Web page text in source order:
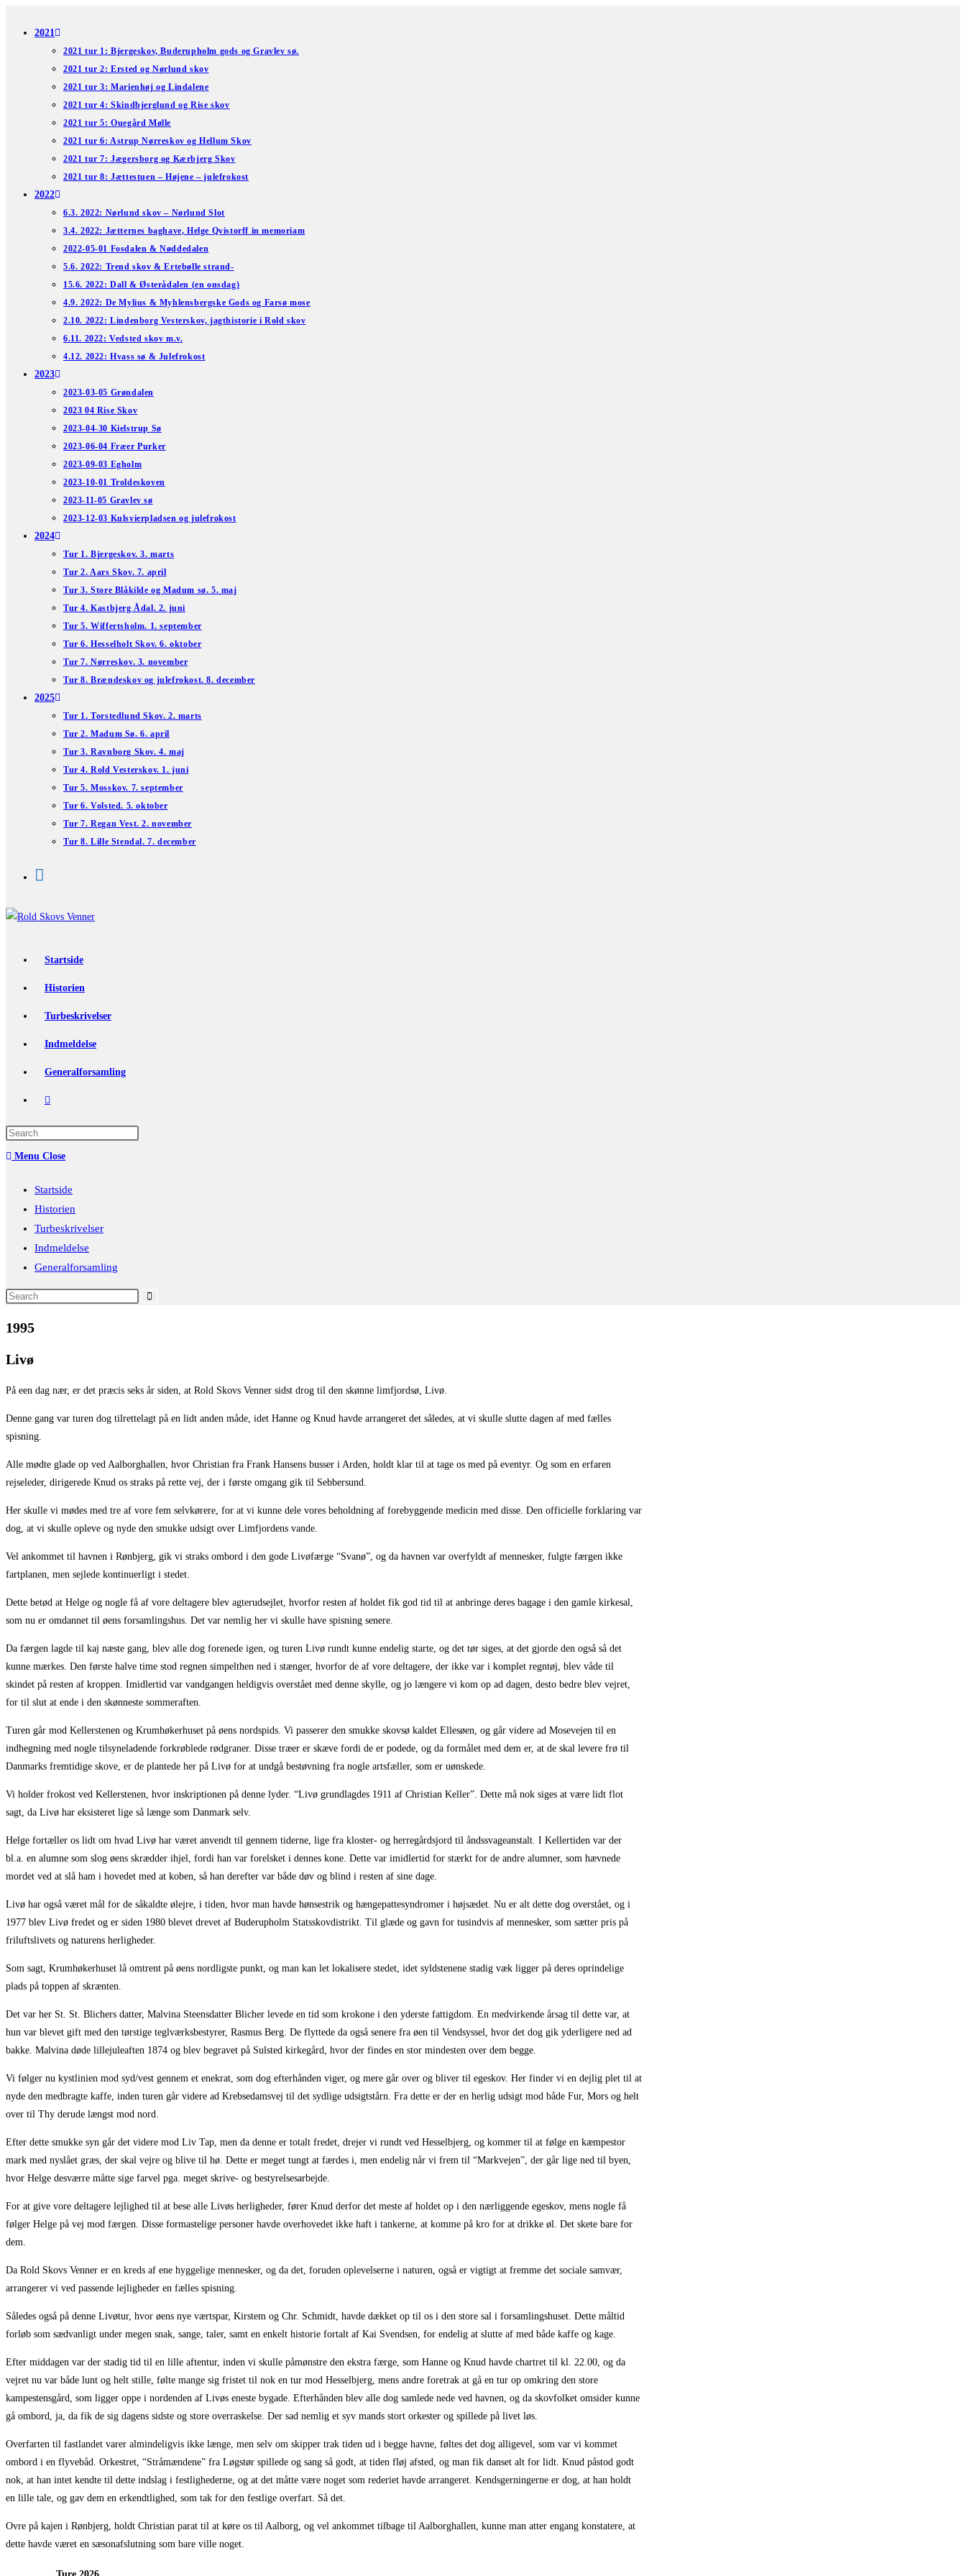
2021
2021 tur 1: Bjergeskov, Buderupholm gods og Gravlev sø.
2021 tur 2: Ersted og Nørlund skov
2021 tur 3: Marienhøj og Lindalene
2021 tur 4: Skindbjerglund og Rise skov
2021 tur 5: Ouegård Mølle
2021 tur 6: Astrup Nørreskov og Hellum Skov
2021 tur 7: Jægersborg og Kærbjerg Skov
2021 tur 8: Jættestuen – Højene – julefrokost
2022
6.3. 2022: Nørlund skov – Nørlund Slot
3.4. 2022: Jætternes baghave, Helge Qvistorff in memoriam
2022-05-01 Fosdalen & Nøddedalen
5.6. 2022: Trend skov & Ertebølle strand-
15.6. 2022: Dall & Østerådalen (en onsdag)
4.9. 2022: De Mylius & Myhlensbergske Gods og Farsø mose
2.10. 2022: Lindenborg Vesterskov, jagthistorie i Rold skov
6.11. 2022: Vedsted skov m.v.
4.12. 2022: Hvass sø & Julefrokost
2023
2023-03-05 Grøndalen
2023 04 Rise Skov
2023-04-30 Kielstrup Sø
2023-06-04 Fræer Purker
2023-09-03 Egholm
2023-10-01 Troldeskoven
2023-11-05 Gravlev sø
2023-12-03 Kulsvierpladsen og julefrokost
2024
Tur 1. Bjergeskov. 3. marts
Tur 2. Aars Skov. 7. april
Tur 3. Store Blåkilde og Madum sø. 5. maj
Tur 4. Kastbjerg Ådal. 2. juni
Tur 5. Wiffertsholm. 1. september
Tur 6. Hesselholt Skov. 6. oktober
Tur 7. Nørreskov. 3. november
Tur 8. Brændeskov og julefrokost. 8. december
2025
Tur 1. Torstedlund Skov. 2. marts
Tur 2. Madum Sø. 6. april
Tur 3. Ravnborg Skov. 4. maj
Tur 4. Rold Vesterskov. 1. juni
Tur 5. Mosskov. 7. september
Tur 6. Volsted. 5. oktober
Tur 7. Regan Vest. 2. november
Tur 8. Lille Stendal. 7. december
Startside
Historien
Turbeskrivelser
Indmeldelse
Generalforsamling
Toggle
website
search
Menu Close
Startside
Historien
Turbeskrivelser
Indmeldelse
Generalforsamling
Search
website
1995
Livø
På een dag nær, er det præcis seks år siden, at Rold Skovs Venner sidst drog til den skønne limfjordsø, Livø.
Denne gang var turen dog tilrettelagt på en lidt anden måde, idet Hanne og Knud havde arrangeret det således, at vi skulle slutte dagen af med fælles
spisning.
Alle mødte glade op ved Aalborghallen, hvor Christian fra Frank Hansens busser i Arden, holdt klar til at tage os med på eventyr. Og som en erfaren
rejseleder, dirigerede Knud os straks på rette vej, der i første omgang gik til Sebbersund.
Her skulle vi mødes med tre af vore fem selvkørere, for at vi kunne dele vores beholdning af forebyggende medicin med disse. Den officielle forklaring var
dog, at vi skulle opleve og nyde den smukke udsigt over Limfjordens vande.
Vel ankommet til havnen i Rønbjerg, gik vi straks ombord i den gode Livøfærge “Svanø”, og da havnen var overfyldt af mennesker, fulgte færgen ikke
fartplanen, men sejlede kontinuerligt i stedet.
Dette betød at Helge og nogle få af vore deltagere blev agterudsejlet, hvorfor resten af holdet fik god tid til at anbringe deres bagage i den gamle kirkesal,
som nu er omdannet til øens forsamlingshus. Det var nemlig her vi skulle have spisning senere.
Da færgen lagde til kaj næste gang, blev alle dog forenede igen, og turen Livø rundt kunne endelig starte, og det tør siges, at det gjorde den også så det
kunne mærkes. Den første halve time stod regnen simpelthen ned i stænger, hvorfor de af vore deltagere, der ikke var i komplet regntøj, blev våde til
skindet på resten af kroppen. Imidlertid var vandgangen heldigvis overstået med denne skylle, og jo længere vi kom op ad dagen, desto bedre blev vejret,
for til slut at ende i den skønneste sommeraften.
Turen går mod Kellerstenen og Krumhøkerhuset på øens nordspids. Vi passerer den smukke skovsø kaldet Ellesøen, og går videre ad Mosevejen til en
indhegning med nogle tilsyneladende forkrøblede rødgraner. Disse træer er skæve fordi de er podede, og da formålet med dem er, at de skal levere frø til
Danmarks fremtidige skove, er de plantede her på Livø for at undgå bestøvning fra nogle artsfæller, som er uønskede.
Vi holder frokost ved Kellerstenen, hvor inskriptionen på denne lyder. “Livø grundlagdes 1911 af Christian Keller”. Dette må nok siges at være lidt flot
sagt, da Livø har eksisteret lige så længe som Danmark selv.
Helge fortæller os lidt om hvad Livø har været anvendt til gennem tiderne, lige fra kloster- og herregårdsjord til åndssvageanstalt. I Kellertiden var der
bl.a. en alumne som slog øens skrædder ihjel, fordi han var forelsket i dennes kone. Dette var imidlertid for stærkt for de andre alumner, som hævnede
mordet ved at slå ham i hovedet med at koben, så han derefter var både døv og blind i resten af sine dage.
Livø har også været mål for de såkaldte ølejre, i tiden, hvor man havde hønsestrik og hængepattesyndromer i højsædet. Nu er alt dette dog overstået, og i
1977 blev Livø fredet og er siden 1980 blevet drevet af Buderupholm Statsskovdistrikt. Til glæde og gavn for tusindvis af mennesker, som sætter pris på
friluftslivets og naturens herligheder.
Som sagt, Krumhøkerhuset lå omtrent på øens nordligste punkt, og man kan let lokalisere stedet, idet syldstenene stadig væk ligger på deres oprindelige
plads på toppen af skrænten.
Det var her St. St. Blichers datter, Malvina Steensdatter Blicher levede en tid som krokone i den yderste fattigdom. En medvirkende årsag til dette var, at
hun var blevet gift med den tørstige teglværksbestyrer, Rasmus Berg. De flyttede da også senere fra øen til Vendsyssel, hvor det dog gik yderligere ned ad
bakke. Malvina døde lillejuleaften 1874 og blev begravet på Sulsted kirkegård, hvor der findes en stor mindesten over dem begge.
Vi følger nu kystlinien mod syd/vest gennem et enekrat, som dog efterhånden viger, og mere går over og bliver til egeskov. Her finder vi en dejlig plet til at
nyde den medbragte kaffe, inden turen går videre ad Krebsedamsvej til det sydlige udsigtstårn. Fra dette er der en herlig udsigt mod både Fur, Mors og helt
over til Thy derude længst mod nord.
Efter dette smukke syn går det videre mod Liv Tap, men da denne er totalt fredet, drejer vi rundt ved Hesselbjerg, og kommer til at følge en kæmpestor
mark med nyslået græs, der skal vejre og blive til hø. Dette er meget tungt at færdes i, men endelig når vi frem til “Markvejen”, der går lige ned til byen,
hvor Helge desværre måtte sige farvel pga. meget skrive- og bestyrelsesarbejde.
For at give vore deltagere lejlighed til at bese alle Livøs herligheder, fører Knud derfor det meste af holdet op i den nærliggende egeskov, mens nogle få
følger Helge på vej mod færgen. Disse formastelige personer havde overhovedet ikke haft i tankerne, at komme på kro for at drikke øl. Det skete bare for
dem.
Da Rold Skovs Venner er en kreds af ene hyggelige mennesker, og da det, foruden oplevelserne i naturen, også er vigtigt at fremme det sociale samvær,
arrangerer vi ved passende lejligheder en fælles spisning.
Således også på denne Livøtur, hvor øens nye værtspar, Kirstem og Chr. Schmidt, havde dækket op til os i den store sal i forsamlingshuset. Dette måltid
forløb som sædvanligt under megen snak, sange, taler, samt en enkelt historie fortalt af Kai Svendsen, for endelig at slutte af med både kaffe og kage.
Efter middagen var der stadig tid til en lille aftentur, inden vi skulle påmønstre den ekstra færge, som Hanne og Knud havde chartret til kl. 22.00, og da
vejret nu var både lunt og helt stille, følte mange sig fristet til nok en tur mod Hesselbjerg, mens andre foretrak at gå en tur op omkring den store
kampestensgård, som ligger oppe i nordenden af Livøs eneste bygade. Efterhånden blev alle dog samlede nede ved havnen, og da skovfolket omsider kunne
gå ombord, ja, da fik de sig dagens sidste og store overraskelse. Der sad nemlig et syv mands stort orkester og spillede på livet løs.
Overfarten til fastlandet varer almindeligvis ikke længe, men selv om skipper trak tiden ud i begge havne, føltes det dog alligevel, som var vi kommet
ombord i en flyvebåd. Orkestret, “Stråmændene” fra Løgstør spillede og sang så godt, at tiden fløj afsted, og man fik danset alt for lidt. Knud påstod godt
nok, at han intet kendte til dette indslag i festlighederne, og at det måtte være noget som rederiet havde arrangeret. Kendsgerningerne er dog, at han holdt
en lille tale, og gav dem en erkendtlighed, som tak for den festlige overfart. Så det.
Ovre på kajen i Rønbjerg, holdt Christian parat til at køre os til Aalborg, og vel ankommet tilbage til Aalborghallen, kunne man atter engang konstatere, at
dette havde været en sæsonafslutning som bare ville noget.